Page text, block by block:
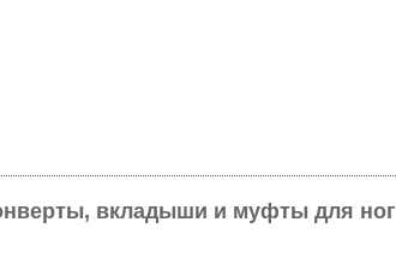
вкладыши и муфты для ног